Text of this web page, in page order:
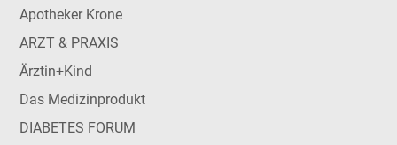
Apotheker Krone
ARZT & PRAXIS
Ärztin+Kind
Das Medizinprodukt
DIABETES FORUM